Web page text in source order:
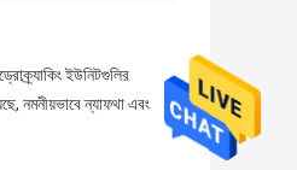
ইউনিটগুলির
নমনীয়ভাবে ন্যাফথা এবং